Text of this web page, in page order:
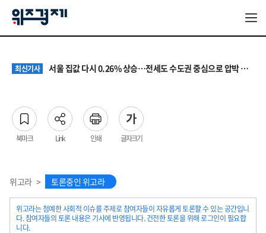
최신기사 서울 집값 다시 0.26% 상승…전세도 수도권 중심으로 압박 커져
최신기사 원·하청 교섭 갈등에 안전 지원 위축까지… 노란봉투법 불확실성 해법은
최신기사 청소년 혐오 표현, '처벌과 낙인'에서 '교양과 상식'으로
북마크 Link 인쇄 글자크기
위고라 > 토론중인 위고라
위고라는 첨예한 사회적 이슈를 주제로 참여자들이 자유롭게 토론할 수 있는 공간입니
다. 참여자들의 토론 내용은 기사에 반영됩니다. 건전한 토론을 위해 로그인이 필요합
니다.